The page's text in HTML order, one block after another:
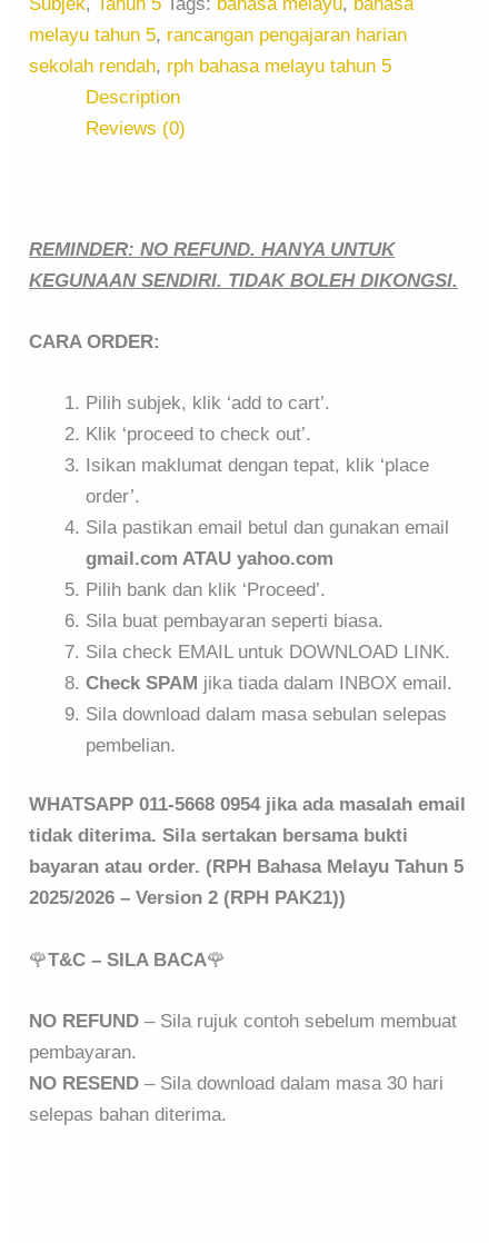
melayu tahun 5, rancangan pengajaran harian
sekolah rendah, rph bahasa melayu tahun 5
Description
Reviews (0)
REMINDER: NO REFUND. HANYA UNTUK
KEGUNAAN SENDIRI. TIDAK BOLEH DIKONGSI.
CARA ORDER:
Pilih subjek, klik ‘add to cart’.
Klik ‘proceed to check out’.
Isikan maklumat dengan tepat, klik ‘place
order’.
Sila pastikan email betul dan gunakan email
gmail.com ATAU yahoo.com
Pilih bank dan klik ‘Proceed’.
Sila buat pembayaran seperti biasa.
Sila check EMAIL untuk DOWNLOAD LINK.
Check SPAM jika tiada dalam INBOX email.
Sila download dalam masa sebulan selepas
pembelian.
WHATSAPP 011-5668 0954 jika ada masalah email
tidak diterima. Sila sertakan bersama bukti
bayaran atau order. (RPH Bahasa Melayu Tahun 5
2025/2026 – Version 2 (RPH PAK21))
🌹T&C – SILA BACA🌹
NO REFUND – Sila rujuk contoh sebelum membuat
pembayaran.
NO RESEND – Sila download dalam masa 30 hari
selepas bahan diterima.